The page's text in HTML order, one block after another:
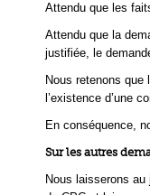
Attendu que les
Attendu que la
justifiée, le
Nous retenons
l’existence d’une
En conséquence,
Sur les autres
Nous laisserons